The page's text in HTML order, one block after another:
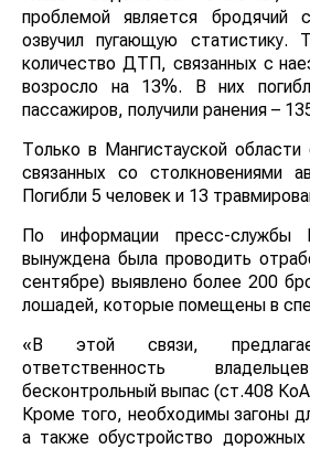
проблемой является бродячий
озвучил пугающую статистику.
количество ДТП, связанных с
возросло на 13%. В них
пассажиров, получили ранения –
Только в Мангистауской
связанных со столкновениями
Погибли 5 человек и 13
По информации пресс-
вынуждена была проводить
сентябре) выявлено более 200
лошадей, которые помещены в
«В этой связи,
ответственность
бесконтрольный выпас (ст.408
Кроме того, необходимы загоны
а также обустройство